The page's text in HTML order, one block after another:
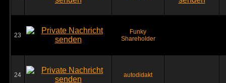
23
Funky
Shareholder
24 autodidakt